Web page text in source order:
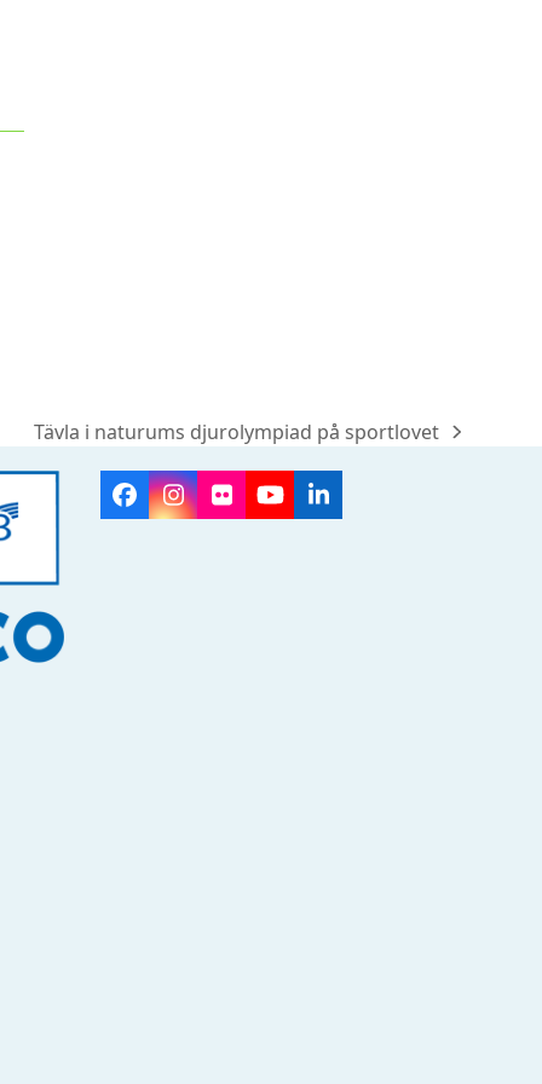
next
post:
Tävla i naturums djurolympiad på sportlovet
Facebook
Instagram
FlickrYouTubeLinkedIn